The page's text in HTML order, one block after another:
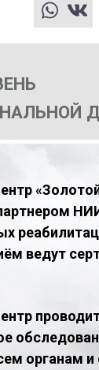
whatsapp
vk
ведут
органам